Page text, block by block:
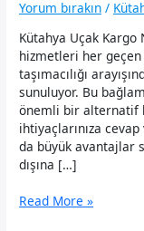
Yorum bırakın /
Kütahya Uçak Kargo
hizmetleri her geçen
taşımacılığı
sunuluyor. Bu
önemli bir alternatif
ihtiyaçlarınıza
da büyük avantajlar
dışına […]
Kütahya
Read More »